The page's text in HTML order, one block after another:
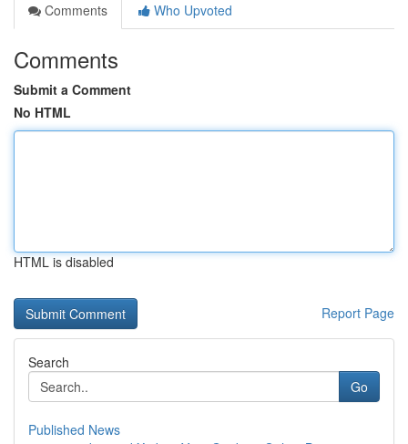
Comments
Who Upvoted
Comments
Submit a Comment
No HTML
HTML is disabled
Report Page
Search
Go
Published News